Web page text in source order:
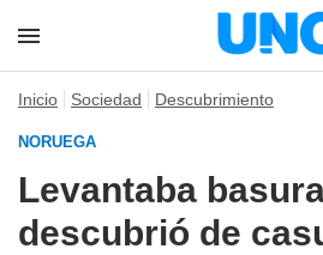
Inicio Sociedad Descubrimiento
NORUEGA
Levantaba
descubrió de